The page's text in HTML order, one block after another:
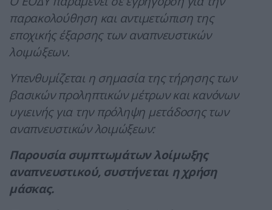
παρακολούθηση και αντιμετώπιση της
εποχικής έξαρσης των αναπνευστικών
λοιμώξεων.
Υπενθυμίζεται η σημασία της τήρησης των
βασικών προληπτικών μέτρων και κανόνων
υγιεινής για την πρόληψη μετάδοσης των
αναπνευστικών λοιμώξεων:
Παρουσία συμπτωμάτων λοίμωξης
αναπνευστικού, συστήνεται η χρήση
μάσκας.